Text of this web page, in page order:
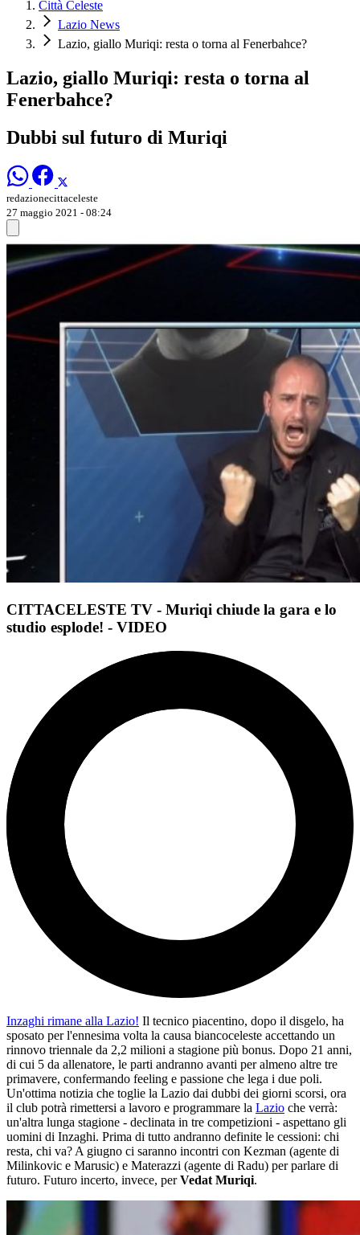
Città Celeste
Lazio News
Lazio, giallo Muriqi: resta o torna al Fenerbahce?
Lazio, giallo Muriqi: resta o torna al
Fenerbahce?
Dubbi sul futuro di Muriqi
redazionecittaceleste
27 maggio 2021 - 08:24
CITTACELESTE TV - Muriqi chiude la gara e lo
studio esplode! - VIDEO
Inzaghi rimane alla Lazio! Il tecnico piacentino, dopo il disgelo, ha
sposato per l'ennesima volta la causa biancoceleste accettando un
rinnovo triennale da 2,2 milioni a stagione più bonus. Dopo 21 anni,
di cui 5 da allenatore, le parti andranno avanti per almeno altre tre
primavere, confermando feeling e passione che lega i due poli.
Un'ottima notizia che toglie la Lazio dai dubbi dei giorni scorsi, ora
il club potrà rimettersi a lavoro e programmare la Lazio che verrà:
un'altra lunga stagione - declinata in tre competizioni - aspettano gli
uomini di Inzaghi. Prima di tutto andranno definite le cessioni: chi
resta, chi va? A giugno ci saranno incontri con Kezman (agente di
Milinkovic e Marusic) e Materazzi (agente di Radu) per parlare di
futuro. Futuro incerto, invece, perVedat Muriqi.